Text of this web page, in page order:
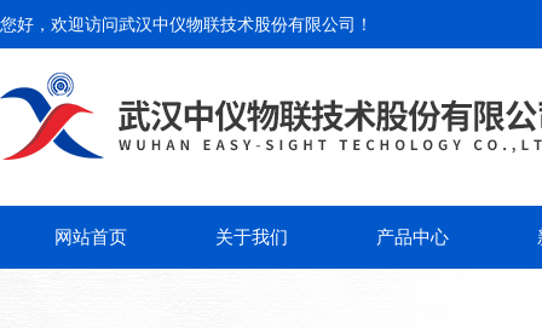
您好，欢迎访问武汉中仪物联技术股份有限公司 ！
网站首页 关于我们 产品中心